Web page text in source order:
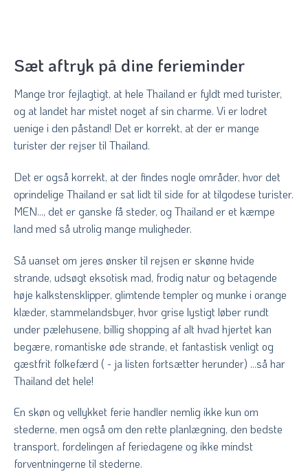
Sæt aftryk på dine ferieminder
Mange tror fejlagtigt, at hele Thailand er fyldt med turister,
og at landet har mistet noget af sin charme. Vi er lodret
uenige i den påstand! Det er korrekt, at der er mange
turister der rejser til Thailand.
Det er også korrekt, at der findes nogle områder, hvor det
oprindelige Thailand er sat lidt til side for at tilgodese turister.
MEN..., det er ganske få steder, og Thailand er et kæmpe
land med så utrolig mange muligheder.
Så uanset om jeres ønsker til rejsen er skønne hvide
strande, udsøgt eksotisk mad, frodig natur og betagende
høje kalkstensklipper, glimtende templer og munke i orange
klæder, stammelandsbyer, hvor grise lystigt løber rundt
under pælehusene, billig shopping af alt hvad hjertet kan
begære, romantiske øde strande, et fantastisk venligt og
gæstfrit folkefærd ( - ja listen fortsætter herunder) ...så har
Thailand det hele!
En skøn og vellykket ferie handler nemlig ikke kun om
stederne, men også om den rette planlægning, den bedste
transport, fordelingen af feriedagene og ikke mindst
forventningerne til stederne.